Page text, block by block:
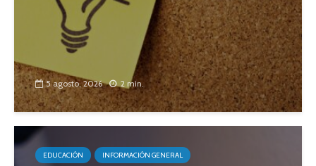
5 agosto, 2026 2 min.
EDUCACIÓN INFORMACIÓN GENERAL